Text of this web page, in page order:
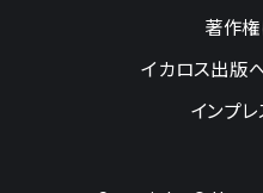
著作
イカロス出版
インプ